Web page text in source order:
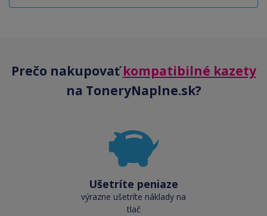
Prečo nakupovaťkompatibilné kazety
na ToneryNaplne.sk?
Ušetríte peniaze
výrazne ušetríte náklady na
tlač